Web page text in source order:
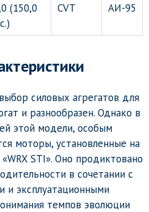
(150,0
CVT АИ-95
силовых агрегатов для
и разнообразен. Однако в
этой модели, особым
моторы, установленные на
STI». Оно продиктовано
в сочетании с
и эксплуатационными
темпов эволюции